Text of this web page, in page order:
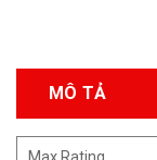
MÔ TẢ